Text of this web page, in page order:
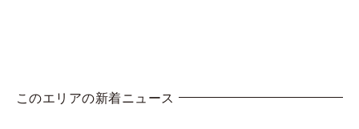
このエリアの新着ニュース